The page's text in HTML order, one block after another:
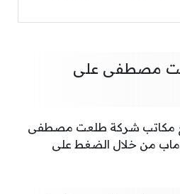
مصطفى على
مكاتب شركة طلعت مصطفى
من خلال الضغط على